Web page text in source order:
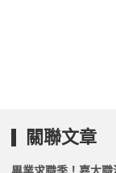
關聯文章